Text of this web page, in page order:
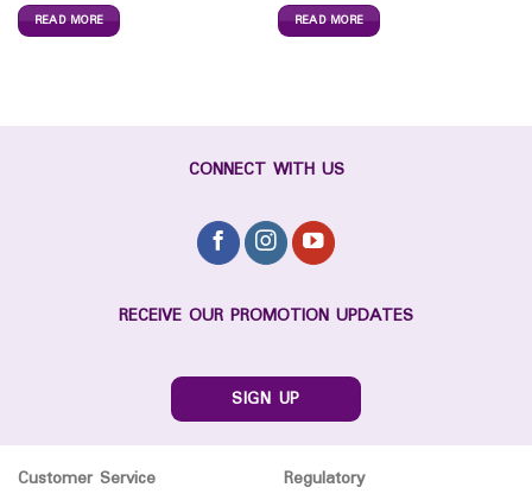
READ MORE READ MORE
CONNECT WITH US
RECEIVE OUR PROMOTION UPDATES
SIGN UP
Customer Service
Regulatory